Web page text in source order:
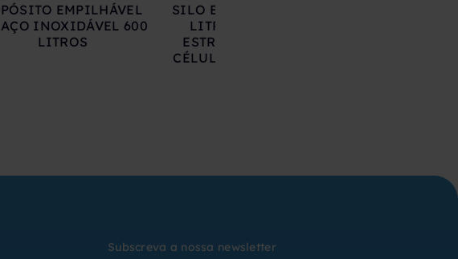
EMPILHÁVEL
INOXIDÁVEL 600
LITROS
SILO EM AÇO 17.000
LITROS SOBRE
ESTRUTURA COM
CÉLULAS DE CARGA
Subscreva a nossa newsletter